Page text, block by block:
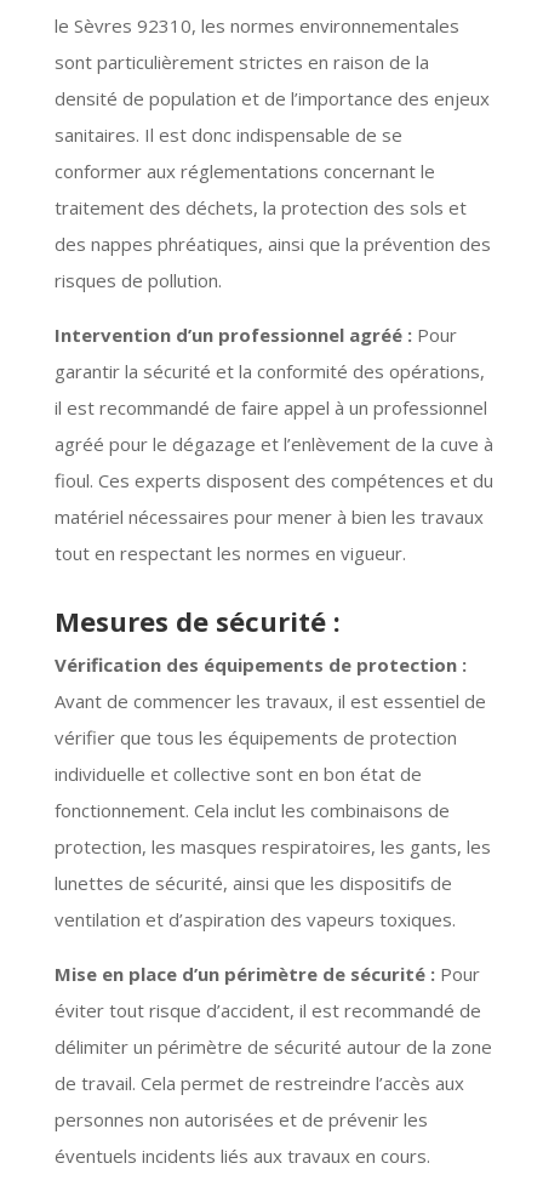
le Sèvres 92310, les normes environnementales
sont particulièrement strictes en raison de la
densité de population et de l’importance des enjeux
sanitaires. Il est donc indispensable de se
conformer aux réglementations concernant le
traitement des déchets, la protection des sols et
des nappes phréatiques, ainsi que la prévention des
risques de pollution.
Intervention d’un professionnel agréé :Pour
garantir la sécurité et la conformité des opérations,
il est recommandé de faire appel à un professionnel
agréé pour le dégazage et l’enlèvement de la cuve à
fioul. Ces experts disposent des compétences et du
matériel nécessaires pour mener à bien les travaux
tout en respectant les normes en vigueur.
Mesures de sécurité :
Vérification des équipements de protection :
Avant de commencer les travaux, il est essentiel de
vérifier que tous les équipements de protection
individuelle et collective sont en bon état de
fonctionnement. Cela inclut les combinaisons de
protection, les masques respiratoires, les gants, les
lunettes de sécurité, ainsi que les dispositifs de
ventilation et d’aspiration des vapeurs toxiques.
Mise en place d’un périmètre de sécurité :Pour
éviter tout risque d’accident, il est recommandé de
délimiter un périmètre de sécurité autour de la zone
de travail. Cela permet de restreindre l’accès aux
personnes non autorisées et de prévenir les
éventuels incidents liés aux travaux en cours.